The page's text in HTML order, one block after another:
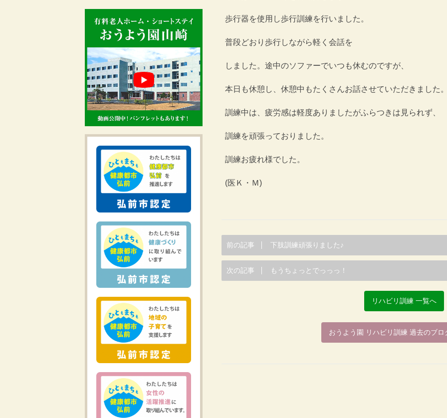
歩行器を使用し歩行訓練を行いました。
普段どおり歩行しながら軽く会話を
しました。途中のソファーでいつも休むのですが、
本日も休憩し、休憩中もたくさんお話させていただきました。
訓練中は、疲労感は軽度ありましたがふらつきは見られず、
訓練を頑張っておりました。
訓練お疲れ様でした。
(医Ｋ・Ｍ)
前の記事 下肢訓練頑張りました♪
次の記事 もうちょっとでっっっ！
リハビリ訓練 一覧へ
おうよう園 リハビリ訓練 過去のブロ